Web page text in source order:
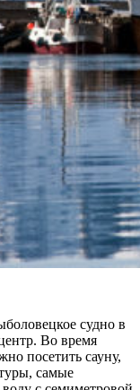
судно в
Во время
посетить сауну,
самые